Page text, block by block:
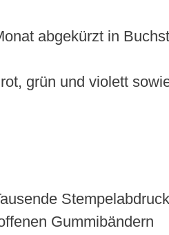
abgekürzt in
grün und violett
Gummibändern